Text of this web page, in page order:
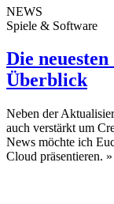
NEWS
Spiele & Software
Die
Überblick
Neben der
auch verstärkt um
News möchte ich
Cloud präsentieren. »